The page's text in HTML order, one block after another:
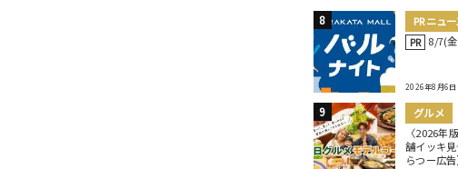
PRニュー
PR 8/7(
2026年8月6日
グルメ
〈2026年
舗イッキ
らつー広告